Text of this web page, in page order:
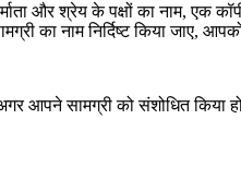
और श्रेय के पक्षों का नाम,
का नाम निर्दिष्ट किया जाए,
आपने सामग्री को संशोधित किया